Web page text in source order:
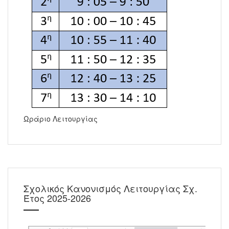
Ωράριο Λειτουργίας
Σχολικός Κανονισμός Λειτουργίας Σχ.
Έτος 2025-2026